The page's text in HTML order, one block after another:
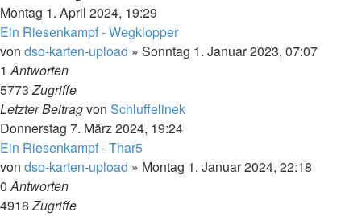
Montag 1. April 2024, 19:29
Ein Riesenkampf - Wegklopper
von dso-karten-upload » Sonntag 1. Januar 2023, 07:07
1Antworten
5773Zugriffe
Letzter Beitragvon Schluffelinek
Donnerstag 7. März 2024, 19:24
Ein Riesenkampf - Thar5
von dso-karten-upload » Montag 1. Januar 2024, 22:18
0Antworten
4918Zugriffe